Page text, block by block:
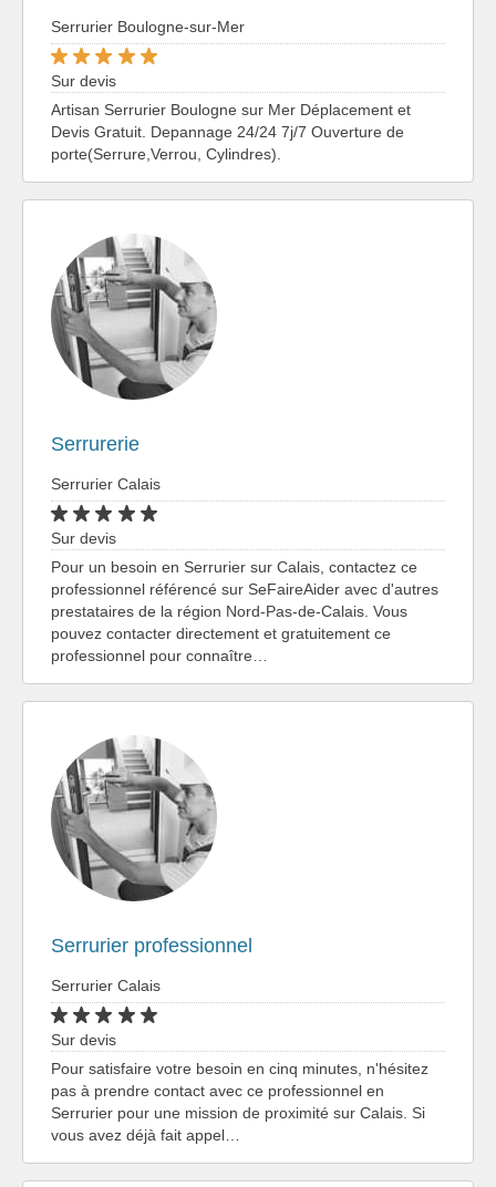
Serrurier Boulogne-sur-Mer
Sur devis
Artisan Serrurier Boulogne sur Mer Déplacement et
Devis Gratuit. Depannage 24/24 7j/7 Ouverture de
porte(Serrure,Verrou, Cylindres).
Serrurerie
Serrurier Calais
Sur devis
Pour un besoin en Serrurier sur Calais, contactez ce
professionnel référencé sur SeFaireAider avec d'autres
prestataires de la région Nord-Pas-de-Calais. Vous
pouvez contacter directement et gratuitement ce
professionnel pour connaître…
Serrurier professionnel
Serrurier Calais
Sur devis
Pour satisfaire votre besoin en cinq minutes, n'hésitez
pas à prendre contact avec ce professionnel en
Serrurier pour une mission de proximité sur Calais. Si
vous avez déjà fait appel…